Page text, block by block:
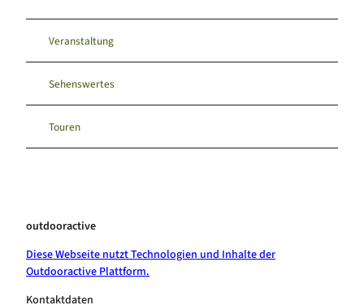
Veranstaltung
Sehenswertes
Touren
outdooractive
Diese Webseite nutzt Technologien und Inhalte der
Outdooractive Plattform.
Kontaktdaten